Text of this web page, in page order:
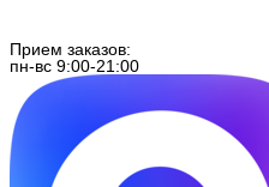
Прием заказов:
пн-вс 9:00-21:00